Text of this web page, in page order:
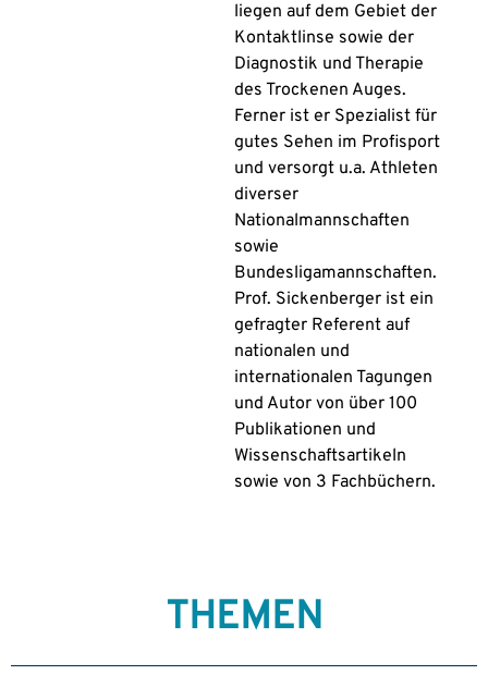
liegen auf dem Gebiet der
Kontaktlinse sowie der
Diagnostik und Therapie
des Trockenen Auges.
Ferner ist er Spezialist für
gutes Sehen im Profisport
und versorgt u.a. Athleten
diverser
Nationalmannschaften
sowie
Bundesligamannschaften.
Prof. Sickenberger ist ein
gefragter Referent auf
nationalen und
internationalen Tagungen
und Autor von über 100
Publikationen und
Wissenschaftsartikeln
sowie von 3 Fachbüchern.
THEMEN